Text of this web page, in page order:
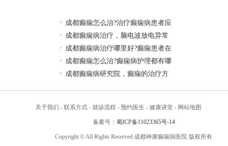
成都癫痫怎么治?治疗癫痫病患者应
成都癫痫病治疗，脑电波放电异常
成都癫痫病治疗哪里好?癫痫患者在
成都癫痫怎么治?癫痫病护理都有哪
成都癫痫病研究院，癫痫的治疗方
关于我们 - 联系方式 - 就诊流程 - 预约医生 - 健康讲堂 - 网站地图
备案号： 蜀ICP备11023365号-14
Copyright © All Rights Reserved 成都神康癫痫病医院 版权所有